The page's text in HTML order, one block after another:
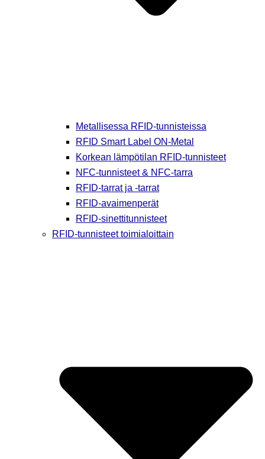
Metallisessa RFID-tunnisteissa
RFID Smart Label ON-Metal
Korkean lämpötilan RFID-tunnisteet
NFC-tunnisteet & NFC-tarra
RFID-tarrat ja -tarrat
RFID-avaimenperät
RFID-sinettitunnisteet
RFID-tunnisteet toimialoittain